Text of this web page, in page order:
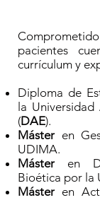
Comprometido
pacientes
currículum y
Diploma de
la
(DAE).
Máster en
UDIMA.
Máster en
Bioética por la
Máster en